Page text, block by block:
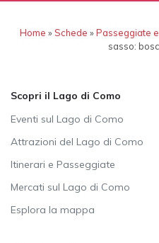
Home »Schede »Passeggiate
sasso:
Scopri il Lago di Como
Eventi sul Lago di Como
Attrazioni del Lago di Como
Itinerari e Passeggiate
Mercati sul Lago di Como
Esplora la mappa